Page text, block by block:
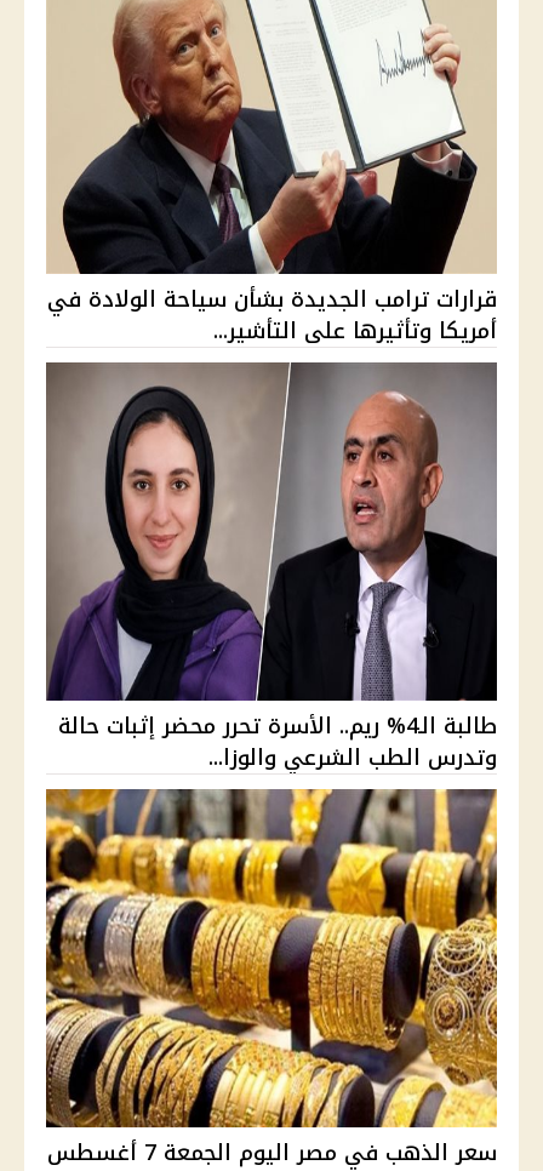
قرارات ترامب الجديدة بشأن سياحة الولادة في
أمريكا وتأثيرها على التأشير...
طالبة الـ4% ريم.. الأسرة تحرر محضر إثبات حالة
وتدرس الطب الشرعي والوزا...
سعر الذهب في مصر اليوم الجمعة 7 أغسطس